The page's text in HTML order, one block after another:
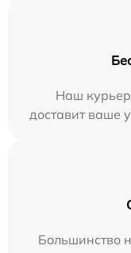
Наш курьер
доставит ваше
Большинство